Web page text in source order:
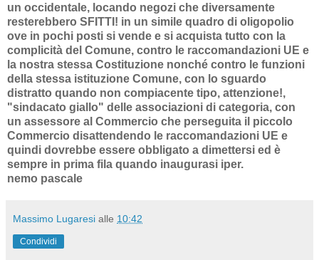
un occidentale, locando negozi che diversamente
resterebbero SFITTI! in un simile quadro di oligopolio
ove in pochi posti si vende e si acquista tutto con la
complicità del Comune, contro le raccomandazioni UE e
la nostra stessa Costituzione nonché contro le funzioni
della stessa istituzione Comune, con lo sguardo
distratto quando non compiacente tipo, attenzione!,
"sindacato giallo" delle associazioni di categoria, con
un assessore al Commercio che perseguita il piccolo
Commercio disattendendo le raccomandazioni UE e
quindi dovrebbe essere obbligato a dimettersi ed è
sempre in prima fila quando inaugurasi iper.
nemo pascale
Massimo Lugaresi alle 10:42
Condividi